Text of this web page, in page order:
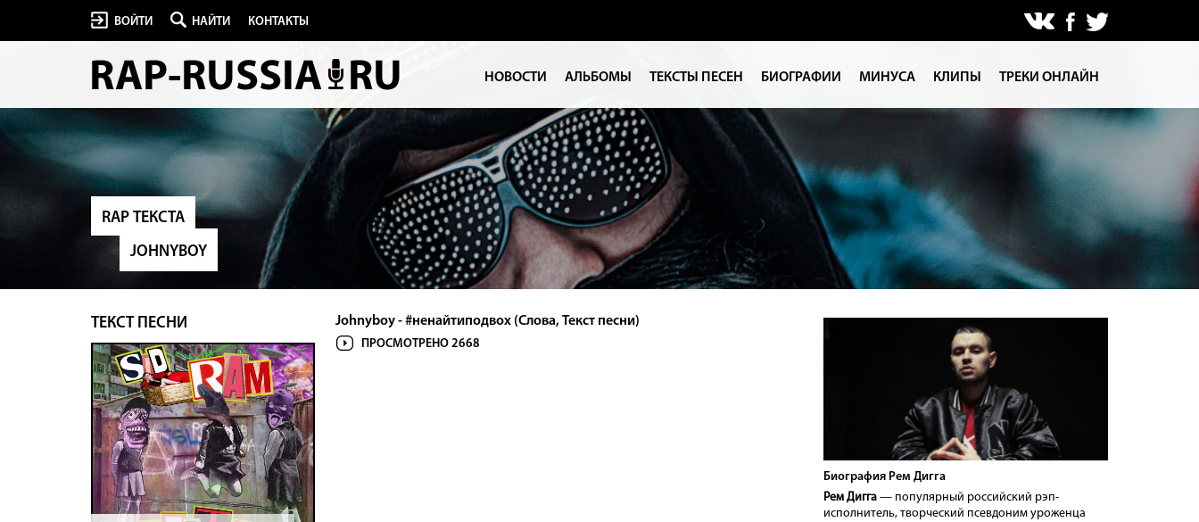
ВОЙТИ НАЙТИ КОНТАКТЫ
НОВОСТИ АЛЬБОМЫ ТЕКСТЫ ПЕСЕН БИОГРАФИИ МИНУСА КЛИПЫ ТРЕКИ ОНЛАЙН
RAP ТЕКСТА
JOHNYBOY
ТЕКСТ ПЕСНИ Johnyboy - #ненайтиподвох (Слова, Текст песни)
ПРОСМОТРЕНО 2668
Биография Рем Дигга
Рем Дигга— популярный российский рэп-
исполнитель, творческий псевдоним уроженца